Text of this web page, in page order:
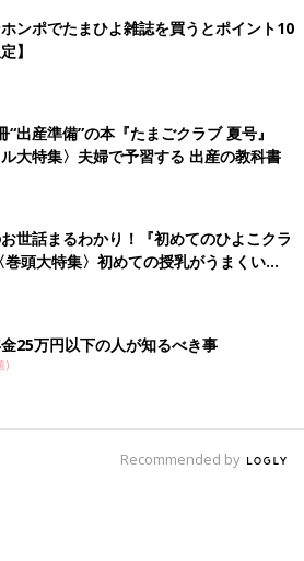
ンポでたまひよ雑誌を買うとポイント10
】
“出産準備”の本『たまごクラブ 夏号』
ル大特集〉夫婦で予習する 出産の教科書
世話まるわかり！『初めてのひよこクラ
巻頭大特集〉初めての授乳がうまくい
・ミルクの基本と夏のトラブル 解決テ
25万円以下の人が知るべき事
)
Recommended by